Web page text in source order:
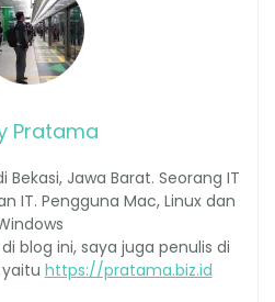
Pratama
Bekasi, Jawa Barat. Seorang IT
IT. Pengguna Mac, Linux dan
blog ini, saya juga penulis di
https://pratama.biz.id